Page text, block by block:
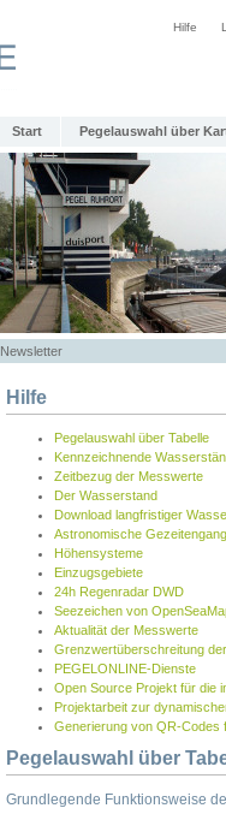
Hilfe
Start Pegelauswahl über
Newsletter
Hilfe
Pegelauswahl über Tabelle
Kennzeichnende
Zeitbezug der Messwerte
Der Wasserstand
Download langfristiger
Astronomische
Höhensysteme
Einzugsgebiete
24h Regenradar DWD
Seezeichen von
Aktualität der Messwerte
Grenzwertüberschreitung
PEGELONLINE-Dienste
Open Source Projekt für die
Projektarbeit zur
Generierung von QR-Codes
Pegelauswahl über
Grundlegende Funktionsweise